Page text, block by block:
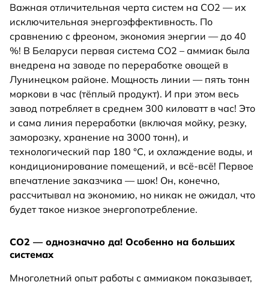
Важная отличительная черта систем на СО2 — их
исключительная энергоэффективность. По
сравнению с фреоном, экономия энергии — до 40
%! В Беларуси первая система СО2 – аммиак была
внедрена на заводе по переработке овощей в
Лунинецком районе. Мощность линии — пять тонн
моркови в час (тёплый продукт). И при этом весь
завод потребляет в среднем 300 киловатт в час! Это
и сама линия переработки (включая мойку, резку,
заморозку, хранение на 3000 тонн), и
технологический пар 180 °С, и охлаждение воды, и
кондиционирование помещений, и всё-всё! Первое
впечатление заказчика — шок! Он, конечно,
рассчитывал на экономию, но никак не ожидал, что
будет такое низкое энергопотребление.
СО2 — однозначно да! Особенно на больших
системах
Многолетний опыт работы с аммиаком показывает,